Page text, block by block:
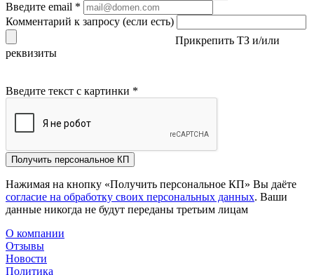
Введите email *
Комментарий к запросу (если есть)
Прикрепить ТЗ и/или
реквизиты
Введите текст с картинки *
Получить персональное КП
Нажимая на кнопку «Получить персональное КП» Вы даёте
согласие на обработку своих персональных данных. Ваши
данные никогда не будут переданы третьим лицам
О компании
Отзывы
Новости
Политика